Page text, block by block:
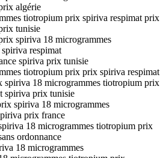
algérie
tiotropium prix spiriva respimat prix
tunisie
spiriva 18 microgrammes
respimat
spiriva prix tunisie
tiotropium prix prix spiriva respimat
spiriva 18 microgrammes tiotropium prix
spiriva prix tunisie
spiriva 18 microgrammes
prix france
18 microgrammes tiotropium prix
ordonnance
18 microgrammes